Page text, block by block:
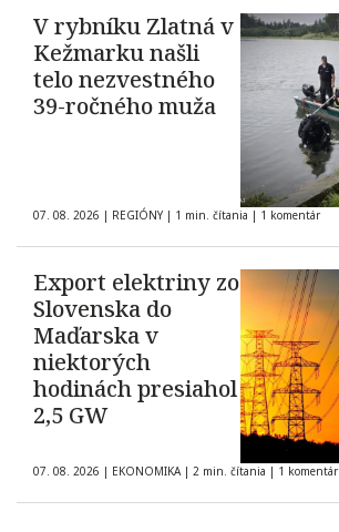
V rybníku Zlatná v
Kežmarku našli
telo nezvestného
39-ročného muža
07. 08. 2026 | REGIÓNY | 1 min. čítania | 1 komentár
Export elektriny zo
Slovenska do
Maďarska v
niektorých
hodinách presiahol
2,5 GW
07. 08. 2026 | EKONOMIKA | 2 min. čítania | 1 komentár